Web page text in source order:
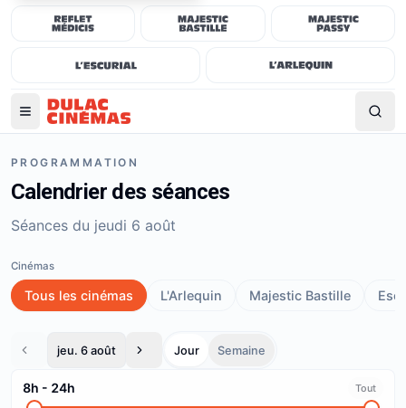
PROGRAMMATION
Calendrier des séances
Séances du jeudi 6 août
jeu. 6 août Jour Semaine
8h - 24h Tout
Cinémas
Tous les cinémas L'Arlequin Majestic Bastille